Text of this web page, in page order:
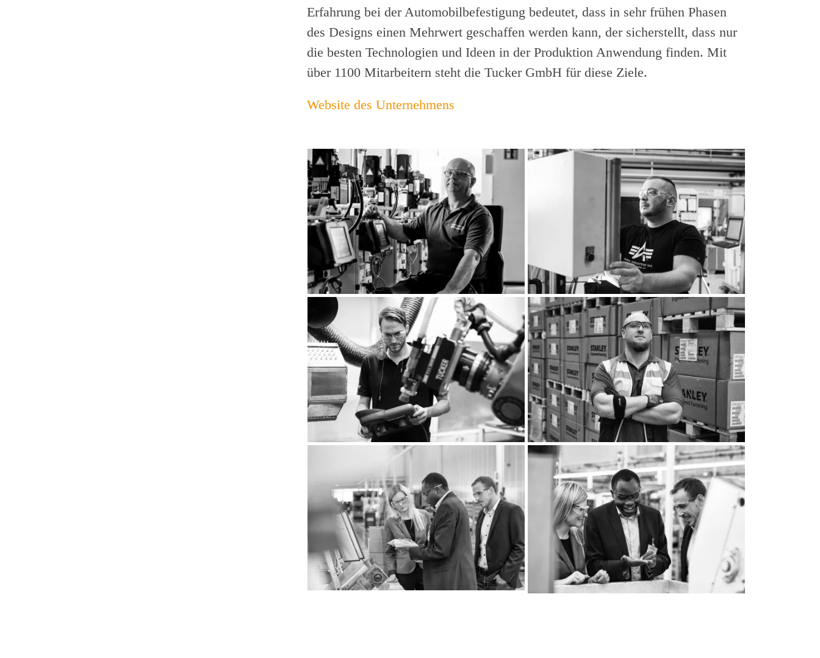
Erfahrung bei der Automobilbefestigung bedeutet, dass in sehr frühen Phasen
des Designs einen Mehrwert geschaffen werden kann, der sicherstellt, dass nur
die besten Technologien und Ideen in der Produktion Anwendung finden. Mit
über 1100 Mitarbeitern steht die Tucker GmbH für diese Ziele.
Website des Unternehmens